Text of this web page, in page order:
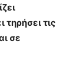
τηρήσει τις
σε